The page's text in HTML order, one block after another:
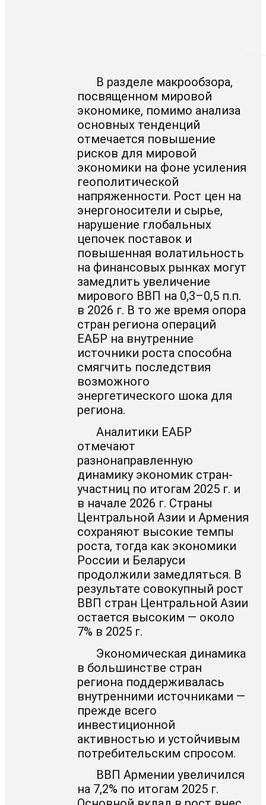
В разделе макрообзора,
посвященном мировой
экономике, помимо анализа
основных тенденций
отмечается повышение
рисков для мировой
экономики на фоне усиления
геополитической
напряженности. Рост цен на
энергоносители и сырье,
нарушение глобальных
цепочек поставок и
повышенная волатильность
на финансовых рынках могут
замедлить увеличение
мирового ВВП на 0,3–0,5 п.п.
в 2026 г. В то же время опора
стран региона операций
ЕАБР на внутренние
источники роста способна
смягчить последствия
возможного
энергетического шока для
региона.
Аналитики ЕАБР
отмечают
разнонаправленную
динамику экономик стран-
участниц по итогам 2025 г. и
в начале 2026 г. Страны
Центральной Азии и Армения
сохраняют высокие темпы
роста, тогда как экономики
России и Беларуси
продолжили замедляться. В
результате совокупный рост
ВВП стран Центральной Азии
остается высоким — около
7% в 2025 г.
Экономическая динамика
в большинстве стран
региона поддерживалась
внутренними источниками —
прежде всего
инвестиционной
активностью и устойчивым
потребительским спросом.
ВВП Армении увеличился
на 7,2% по итогам 2025 г.